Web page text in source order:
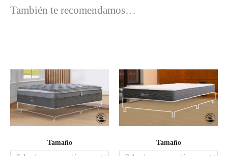
También te recomendamos…
Tamaño Tamaño